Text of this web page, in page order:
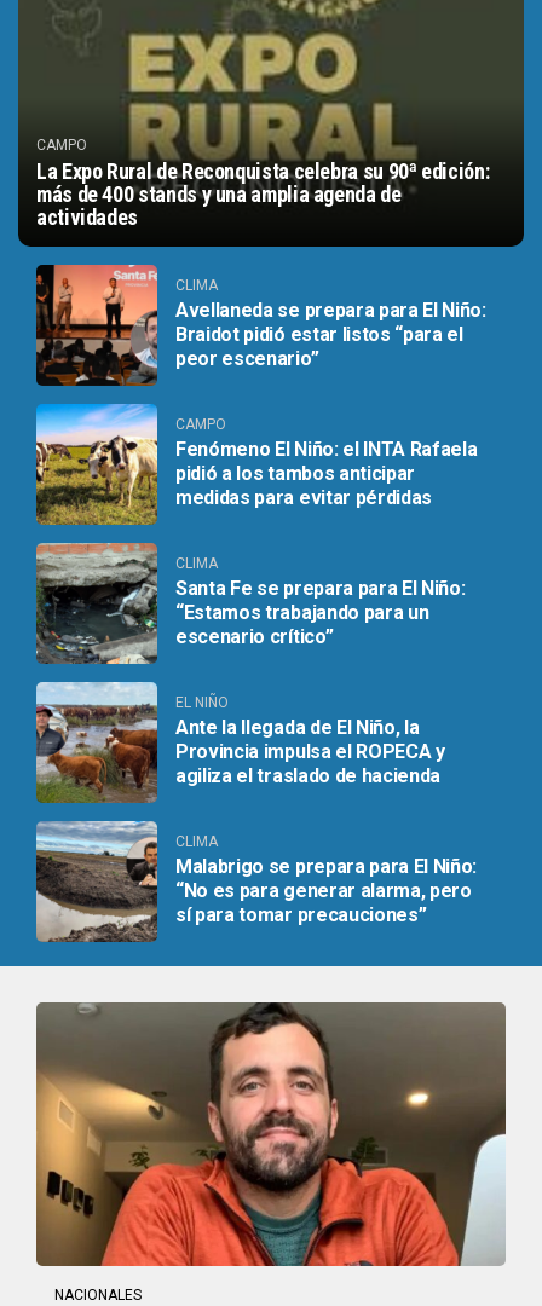
CAMPO
La Expo Rural de Reconquista celebra su 90ª edición:
más de 400 stands y una amplia agenda de
actividades
CLIMA
Avellaneda se prepara para El Niño:
Braidot pidió estar listos “para el
peor escenario”
CAMPO
Fenómeno El Niño: el INTA Rafaela
pidió a los tambos anticipar
medidas para evitar pérdidas
CLIMA
Santa Fe se prepara para El Niño:
“Estamos trabajando para un
escenario crítico”
EL NIÑO
Ante la llegada de El Niño, la
Provincia impulsa el ROPECA y
agiliza el traslado de hacienda
CLIMA
Malabrigo se prepara para El Niño:
“No es para generar alarma, pero
sí para tomar precauciones”
NACIONALES